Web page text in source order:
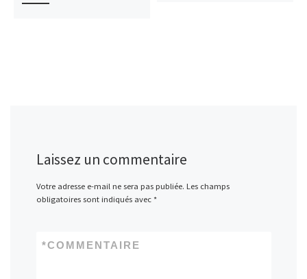
Laissez un commentaire
Votre adresse e-mail ne sera pas publiée. Les champs
obligatoires sont indiqués avec *
COMMENTAIRE
*